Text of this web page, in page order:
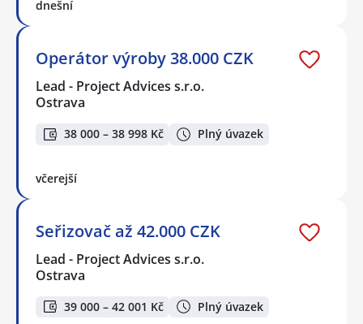
dnešní
Operátor výroby 38.000 CZK
Lead - Project Advices s.r.o.
Ostrava
38 000 – 38 998 Kč Plný úvazek
včerejší
Seřizovač až 42.000 CZK
Lead - Project Advices s.r.o.
Ostrava
39 000 – 42 001 Kč Plný úvazek